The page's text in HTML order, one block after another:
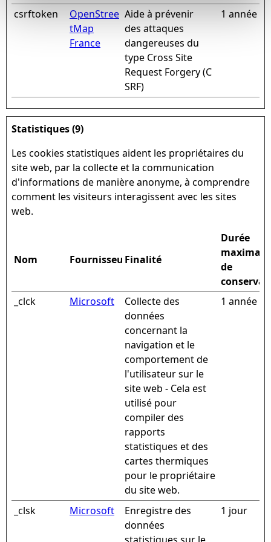
csrftoken
OpenStree
tMap
France
Aide à prévenir
des attaques
dangereuses du
type Cross Site
Request Forgery (C
SRF)
1 année
Statistiques (9)
Les cookies statistiques aident les propriétaires du
site web, par la collecte et la communication
d'informations de manière anonyme, à comprendre
comment les visiteurs interagissent avec les sites
web.
Nom FournisseurFinalité
Durée
maximale
de
_clck
Microsoft
Collecte des
données
concernant la
navigation et le
comportement de
l'utilisateur sur le
site web - Cela est
utilisé pour
compiler des
rapports
statistiques et des
cartes thermiques
pour le propriétaire
du site web.
1 année
_clsk Microsoft
Enregistre des
données
1 jour